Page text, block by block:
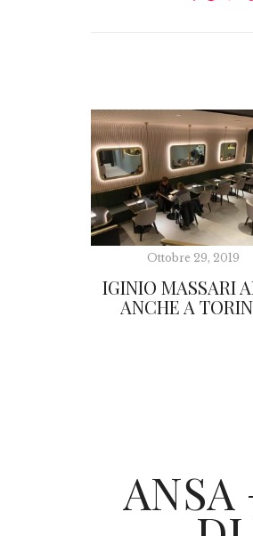
Ottobre 29, 2019
IGINIO MASSARI
ANCHE A
ANSA